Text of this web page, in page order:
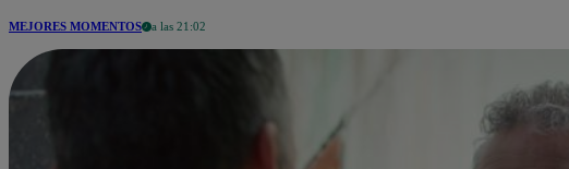
MEJORES MOMENTOS a las 21:02